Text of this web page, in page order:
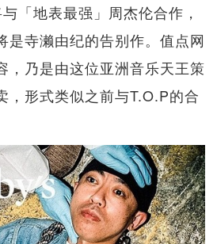
「地表最强」周杰伦合作，
是寺濑由纪的告别作。值点网
，乃是由这位亚洲音乐天王策
，形式类似之前与T.O.P的合